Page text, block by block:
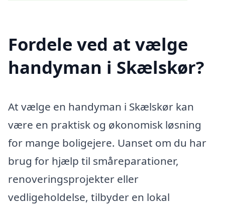
Fordele ved at vælge
handyman i Skælskør?
At vælge en handyman i Skælskør kan
være en praktisk og økonomisk løsning
for mange boligejere. Uanset om du har
brug for hjælp til småreparationer,
renoveringsprojekter eller
vedligeholdelse, tilbyder en lokal